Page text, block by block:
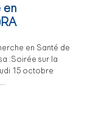
en
en Santé de
:Soirée sur la
15 octobre